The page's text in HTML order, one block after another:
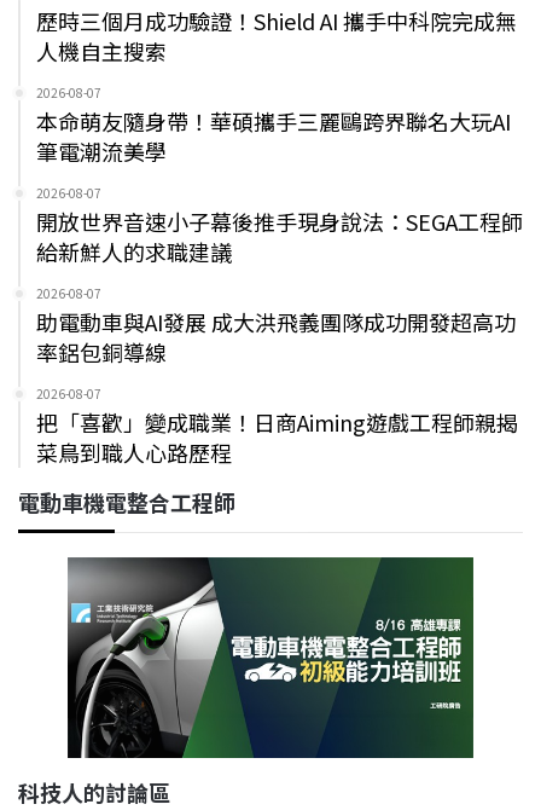
歷時三個月成功驗證！Shield AI 攜手中科院完成無
人機自主搜索
2026-08-07
本命萌友隨身帶！華碩攜手三麗鷗跨界聯名大玩AI
筆電潮流美學
2026-08-07
開放世界音速小子幕後推手現身說法：SEGA工程師
給新鮮人的求職建議
2026-08-07
助電動車與AI發展 成大洪飛義團隊成功開發超高功
率鋁包銅導線
2026-08-07
把「喜歡」變成職業！日商Aiming遊戲工程師親揭
菜鳥到職人心路歷程
電動車機電整合工程師
科技人的討論區